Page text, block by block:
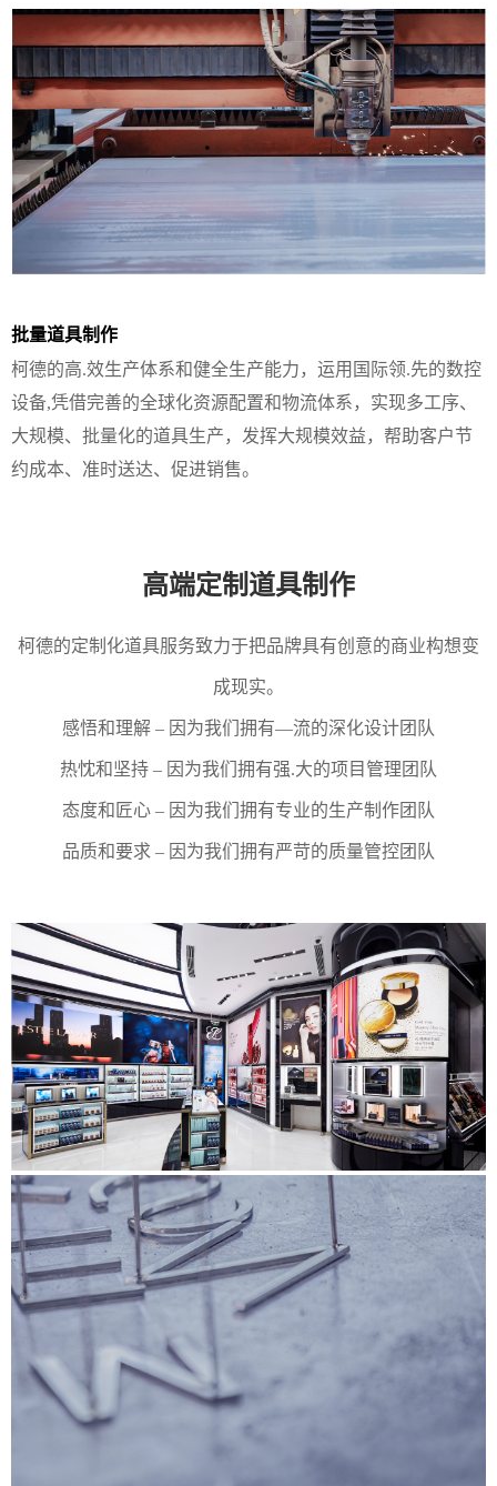
批量道具制作
柯德的高.效生产体系和健全生产能力，运用国际领.先的数控
设备,凭借完善的全球化资源配置和物流体系，实现多工序、
大规模、批量化的道具生产，发挥大规模效益，帮助客户节
约成本、准时送达、促进销售。
高端定制道具制作
柯德的定制化道具服务致力于把品牌具有创意的商业构想变
成现实。
感悟和理解 – 因为我们拥有—流的深化设计团队
热忱和坚持 – 因为我们拥有强.大的项目管理团队
态度和匠心 – 因为我们拥有专业的生产制作团队
品质和要求 – 因为我们拥有严苛的质量管控团队